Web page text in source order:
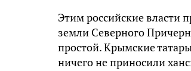
Этим российские власти
земли Северного
простой. Крымские
ничего не приносили